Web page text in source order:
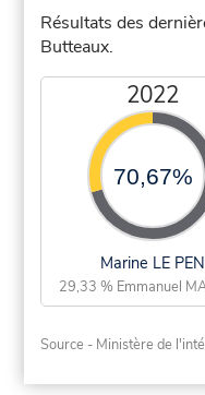
Résultats des
Butteaux.
2022
70,67%
Marine LE PEN
29,33 % Emmanuel
Source - Ministère de